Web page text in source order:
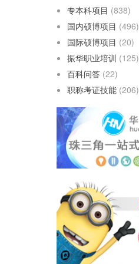
专本科项目 (838)
国内硕博项目 (496)
国际硕博项目 (20)
振华职业培训 (125)
百科问答 (22)
职称考证技能 (206)